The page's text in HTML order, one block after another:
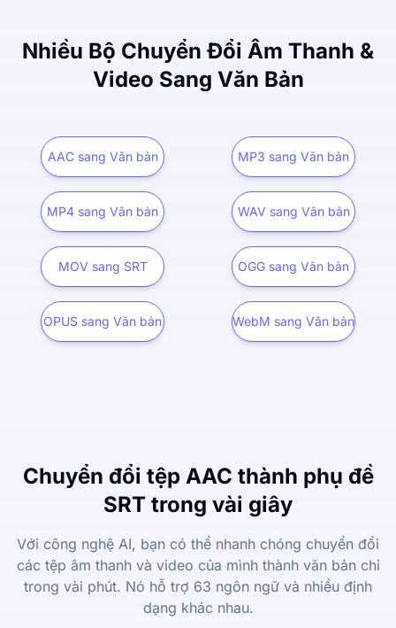
Nhiều Bộ Chuyển Đổi Âm Thanh &
Video Sang Văn Bản
AAC sang Văn bản MP3 sang Văn bản
MP4 sang Văn bản WAV sang Văn bản
MOV sang SRT OGG sang Văn bản
OPUS sang Văn bản WebM sang Văn bản
Chuyển đổi tệp AAC thành phụ đề
SRT trong vài giây
Với công nghệ AI, bạn có thể nhanh chóng chuyển đổi
các tệp âm thanh và video của mình thành văn bản chỉ
trong vài phút. Nó hỗ trợ 63 ngôn ngữ và nhiều định
dạng khác nhau.